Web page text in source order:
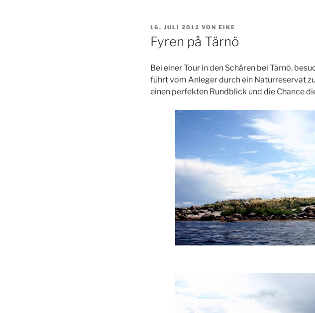
VERÖFFENTLICHT
AM
16. JULI 2012 VON EIKE
Fyren på Tärnö
Bei einer Tour in den Schären bei Tärnö,
führt vom Anleger durch ein Naturreservat
einen perfekten Rundblick und die Chance